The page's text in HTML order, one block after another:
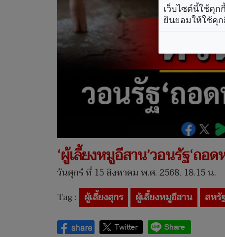
‘ผู้เลี้ยงหมูอีสาน’วอนรัฐ‘ถ
วันศุกร์ ที่ 15 สิงหาคม พ.ศ. 2568, 18.15 น.
Tag : ผู้เลี้ยงสุกร ผู้เลี้ยงหมูอีสาน สหรั
เว็บไซต์นี้ใช้คุก
ยินยอมให้ใช้คุ